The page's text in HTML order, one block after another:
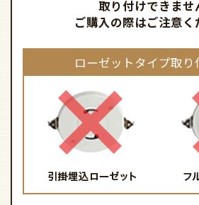
ローゼットタイプ取り